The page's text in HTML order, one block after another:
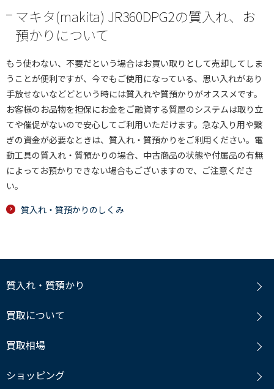
マキタ(makita) JR360DPG2の質入れ、お
預かりについて
もう使わない、不要だという場合はお買い取りとして売却してしま
うことが便利ですが、今でもご使用になっている、思い入れがあり
手放せないなどどという時には質入れや質預かりがオススメです。
お客様のお品物を担保にお金をご融資する質屋のシステムは取り立
てや催促がないので安心してご利用いただけます。急な入り用や繋
ぎの資金が必要なときは、質入れ・質預かりをご利用ください。電
動工具の質入れ・質預かりの場合、中古商品の状態や付属品の有無
によってお預かりできない場合もございますので、ご注意くださ
い。
質入れ・質預かりのしくみ
質入れ・質預かり
買取について
買取相場
ショッピング